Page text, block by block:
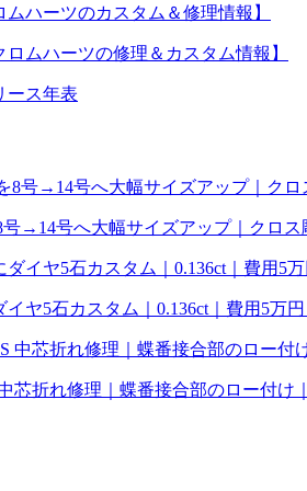
ハーツのカスタム＆修理情報】
ムハーツの修理＆カスタム情報】
ース年表
→14号へ大幅サイズアップ｜クロス
ヤ5石カスタム｜0.136ct｜費用5万
芯折れ修理｜蝶番接合部のロー付け